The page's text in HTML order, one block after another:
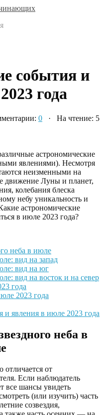
события и
года
0 · На чтение: 5
астрономические
явлениями). Несмотря
неизменными на
движение Луны и планет,
колебания блеска
небу уникальность и
астрономические
в июле 2023 года?
неба в июле
вид на запад
вид на юг
вид на восток и на север
года
2023 года
и явления в июле 2023 года
неба в
отличается от
Если наблюдатель
все шансы увидеть
(или изучить) часть
созвездия,